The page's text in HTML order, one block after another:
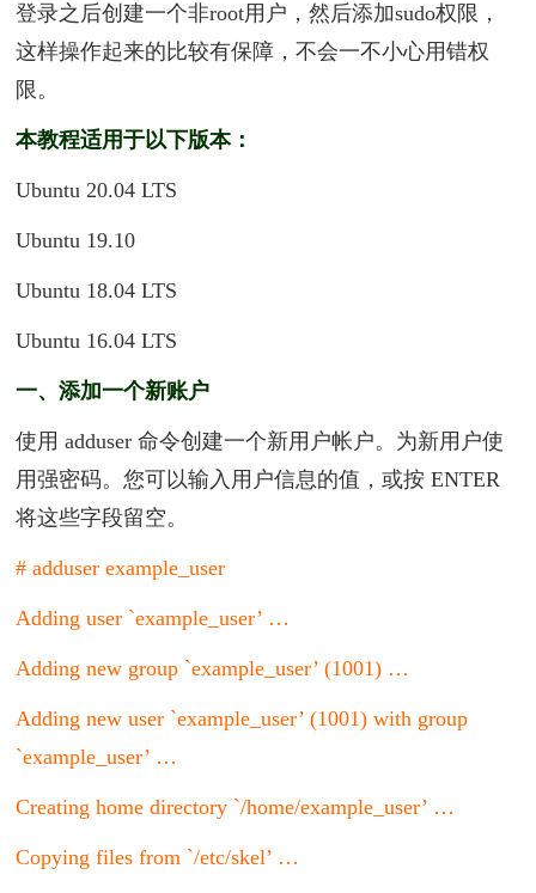
登录之后创建一个非root用户，然后添加sudo权限，
这样操作起来的比较有保障，不会一不小心用错权
限。
本教程适用于以下版本：
Ubuntu 20.04 LTS
Ubuntu 19.10
Ubuntu 18.04 LTS
Ubuntu 16.04 LTS
一、添加一个新账户
使用 adduser 命令创建一个新用户帐户。为新用户使
用强密码。您可以输入用户信息的值，或按 ENTER
将这些字段留空。
# adduser example_user
Adding user `example_user’ …
Adding new group `example_user’ (1001) …
Adding new user `example_user’ (1001) with group
`example_user’ …
Creating home directory `/home/example_user’ …
Copying files from `/etc/skel’ …